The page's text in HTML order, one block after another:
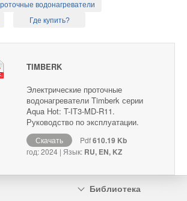
водонагреватели
Где купить?
TIMBERK
Электрические проточные
водонагреватели Timberk серии
Aqua Hot: T-IT3-MD-R11.
Руководство по эксплуатации.
Скачать Pdf610.19 Kb
год: 2024 | Язык: RU, EN, KZ
Библиотека